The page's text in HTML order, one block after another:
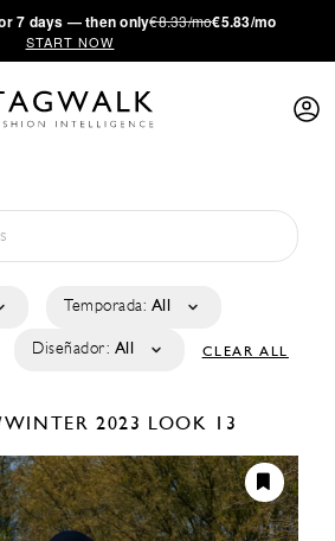
7 days — then only€8.33/mo€5.83/mo
START NOW
Temporada: All
Diseñador: All CLEAR ALL
WINTER 2023 LOOK 13